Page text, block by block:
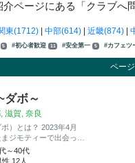
ページにある「クラブへ
東(1712)| 中部(614)| 近畿(874)|
5 #初心者歓迎 11 #安全第一 5 #カフェツ
ペー
ダボ～
滋賀, 奈良
）とは？ 2023年4月
ジモティーで出会っ…
～40代
12人